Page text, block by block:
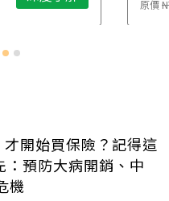
原價
開始買保險？記得這
：預防大病開銷、中
機